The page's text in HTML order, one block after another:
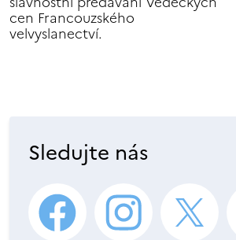
cen Francouzského
velvyslanectví.
Sledujte nás